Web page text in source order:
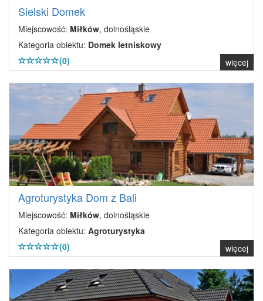
Sielski Domek
Miejscowość: Miłków, dolnośląskie
Kategoria obiektu: Domek letniskowy
(0)
więcej
Agroturystyka Dom z Bali
Miejscowość: Miłków, dolnośląskie
Kategoria obiektu: Agroturystyka
(0)
więcej